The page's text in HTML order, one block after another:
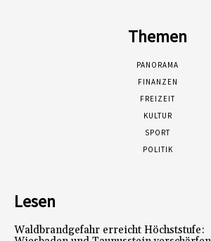
Themen
PANORAMA
FINANZEN
FREIZEIT
KULTUR
SPORT
POLITIK
Lesen
Waldbrandgefahr erreicht Höchststufe: